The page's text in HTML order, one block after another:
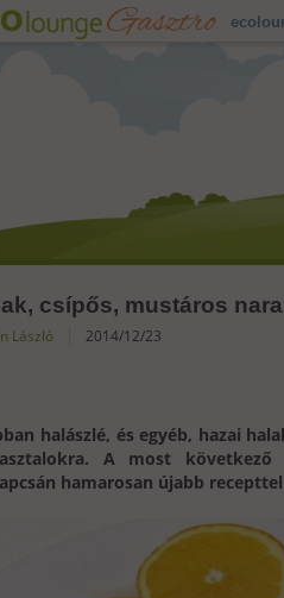
csípős, mustáros
László 2014/12/23
halászlé, és egyéb, hazai
A most
hamarosan újabb